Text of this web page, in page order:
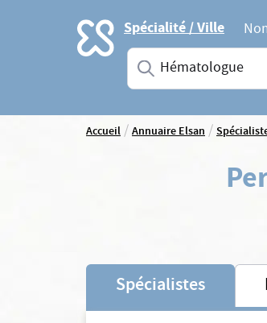
Accueil Spécialité / Ville
Saisissez une
Accueil/Annuaire Elsan/
Spécialistes